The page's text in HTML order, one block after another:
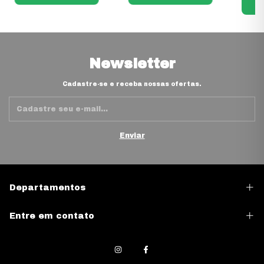
Newsletter
Cadastre-se e receba nossas ofertas.
Departamentos
Entre em contato